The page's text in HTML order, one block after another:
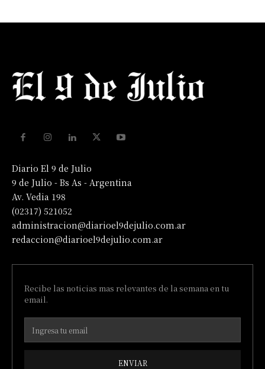
Diario El 9 de Julio
9 de Julio - Bs As - Argentina
Av. Vedia 198
(02317) 521052
administracion@diarioel9dejulio.com.ar
redaccion@diarioel9dejulio.com.ar
Recibe las noticias mas relevantes de la semana en tu
email.
ENVIAR